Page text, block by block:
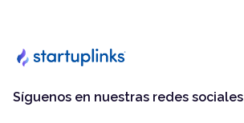
Síguenos en nuestras redes sociales